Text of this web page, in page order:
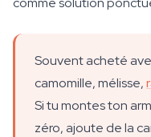
Souvent acheté
camomille, mélisse,
Si tu montes ton
zéro, ajoute de la